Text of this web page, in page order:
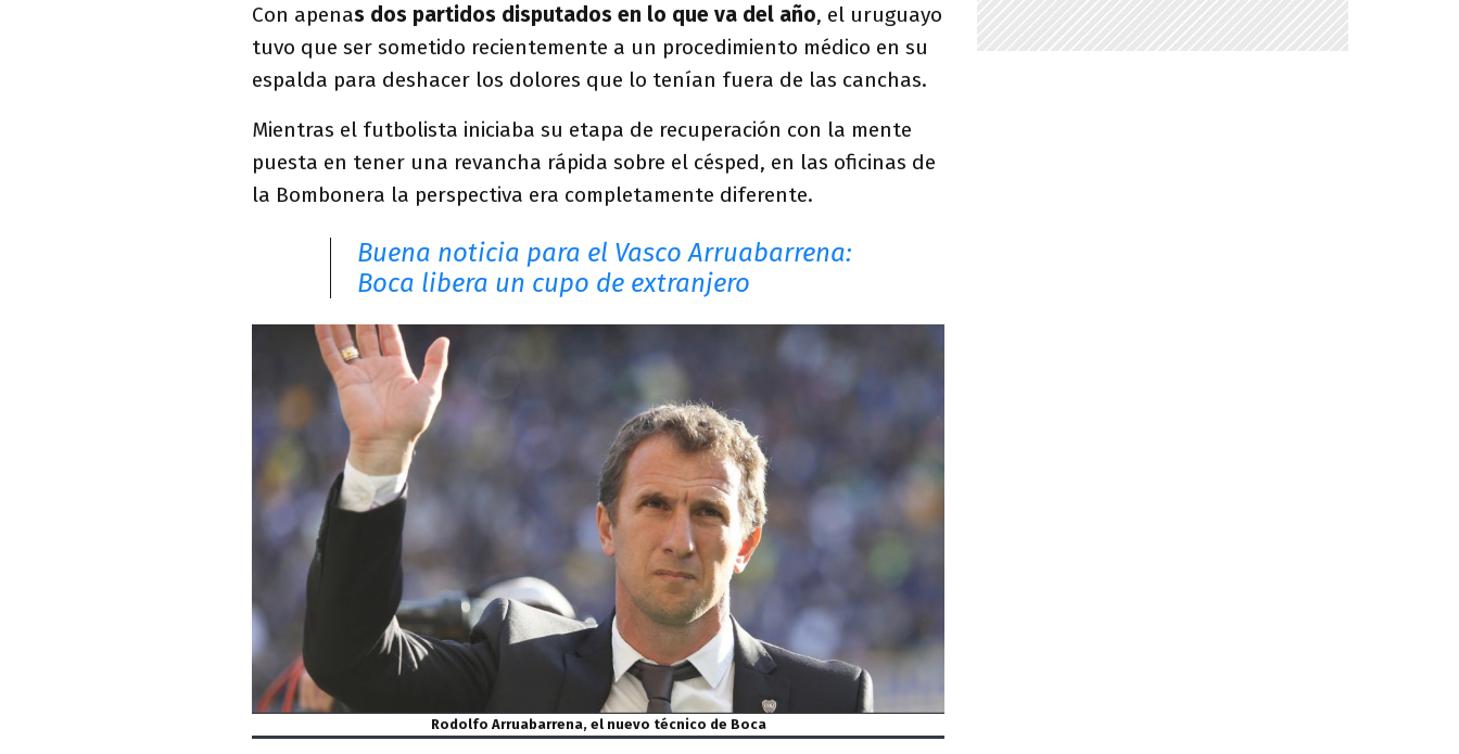
Con apenas dos partidos disputados en lo que va del año, el uruguayo
tuvo que ser sometido recientemente a un procedimiento médico en su
espalda para deshacer los dolores que lo tenían fuera de las canchas.
Mientras el futbolista iniciaba su etapa de recuperación con la mente
puesta en tener una revancha rápida sobre el césped, en las oficinas de
la Bombonera la perspectiva era completamente diferente.
Buena noticia para el Vasco Arruabarrena:
Boca libera un cupo de extranjero
Rodolfo Arruabarrena, el nuevo técnico de Boca